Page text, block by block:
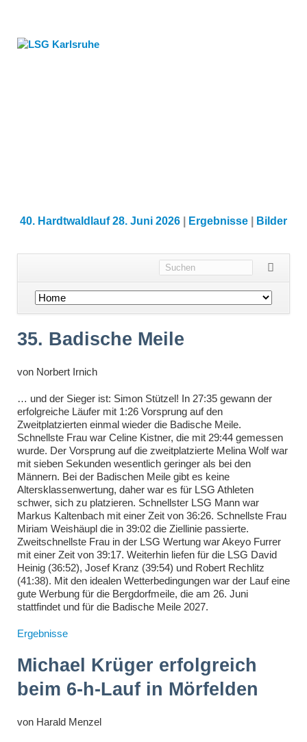
40. Hardtwaldlauf 28. Juni 2026 Ergebnisse Bilder
Navigation
35. Badische Meile
von Norbert Irnich
… und der Sieger ist: Simon Stützel! In 27:35 gewann der
erfolgreiche Läufer mit 1:26 Vorsprung auf den
Zweitplatzierten einmal wieder die Badische Meile.
Schnellste Frau war Celine Kistner, die mit 29:44 gemessen
wurde. Der Vorsprung auf die zweitplatzierte Melina Wolf war
mit sieben Sekunden wesentlich geringer als bei den
Männern. Bei der Badischen Meile gibt es keine
Altersklassenwertung, daher war es für LSG Athleten
schwer, sich zu platzieren. Schnellster LSG Mann war
Markus Kaltenbach mit einer Zeit von 36:26. Schnellste Frau
Miriam Weishäupl die in 39:02 die Ziellinie passierte.
Zweitschnellste Frau in der LSG Wertung war Akeyo Furrer
mit einer Zeit von 39:17. Weiterhin liefen für die LSG David
Heinig (36:52), Josef Kranz (39:54) und Robert Rechlitz
(41:38). Mit den idealen Wetterbedingungen war der Lauf eine
gute Werbung für die Bergdorfmeile, die am 26. Juni
stattfindet und für die Badische Meile 2027.
Ergebnisse
Michael Krüger erfolgreich
beim 6-h-Lauf in Mörfelden
von Harald Menzel